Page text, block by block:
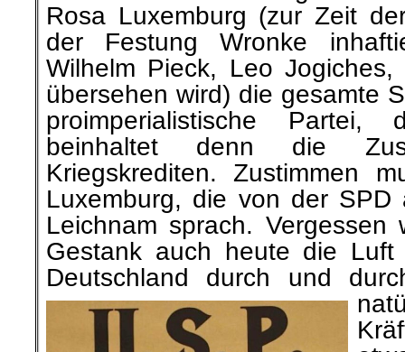
Rosa Luxemburg (zur Zeit
der Festung Wronke
Wilhelm Pieck, Leo
übersehen wird) die gesamte
proimperialistische
beinhaltet denn die
Kriegskrediten. Zustimmen
Luxemburg, die von der SPD
Leichnam sprach.
Gestank auch heute die
Deutschland durch und